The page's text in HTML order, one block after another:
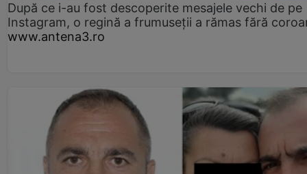
După ce i-au fost descoperite mesajele vechi de pe
Instagram, o regină a frumuseții a rămas fără
www.antena3.ro